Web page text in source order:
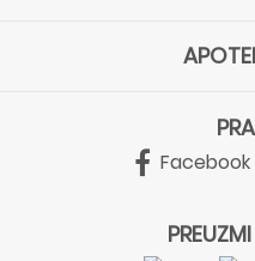
Facebook